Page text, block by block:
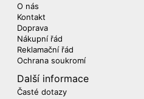
O nás
Kontakt
Doprava
Nákupní řád
Reklamační řád
Ochrana soukromí
Další informace
Časté dotazy